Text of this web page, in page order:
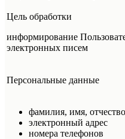
Цель обработки
информирование
электронных писем
Персональные данные
фамилия, имя, отчество
электронный адрес
номера телефонов